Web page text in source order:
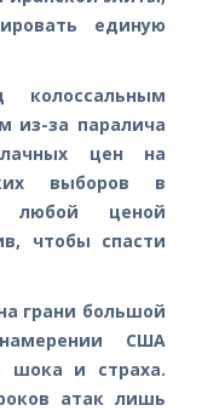
единую
из-за паралича
цен на
выборов в
любой ценой
чтобы спасти
грани большой
США
шока и страха.
атак лишь